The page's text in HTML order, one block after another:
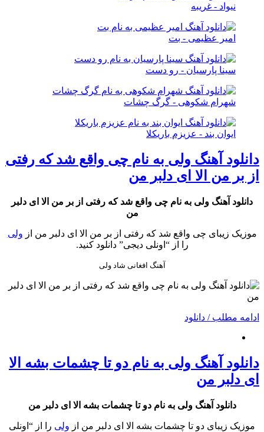
نیواد - غریبه
امیر عظیمی - بت
سینا پارسیان - رو دست
شهرام شکوهی - گرگ چشات
ایوان بند - عزیزم باریکلا
دانلود آهنگ ولی به نام چی واقع شد که رفتی
از بر من الا ای دلبر من
دانلود آهنگ ولی به نام چی واقع شد که رفتی از بر من الا ای دلبر
من
موزیک زیبای چی واقع شد که رفتی از بر من الا ای دلبر من از ولی
را از “اونلی دیجی” دانلود کنید.
آهنگ افغانی شاد ولی
ادامه مطلب / دانلود
دانلود آهنگ ولی به نام دو تا چشمات بشه الا
ای دلبر من
دانلود آهنگ ولی به نام دو تا چشمات بشه الا ای دلبر من
موزیک زیبای دو تا چشمات بشه الا ای دلبر من از ولی را از “اونلی